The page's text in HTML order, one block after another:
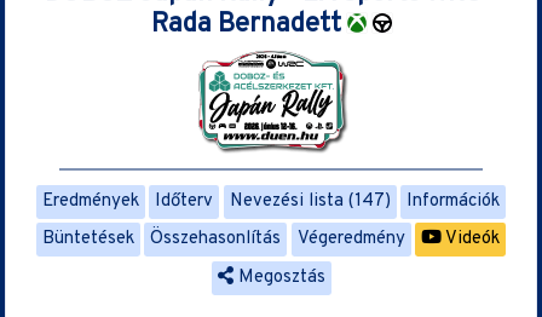
Rada Bernadett
Eredmények Időterv Nevezési lista (147)
Információk
Büntetések
Összehasonlítás Végeredmény
Videók
Megosztás